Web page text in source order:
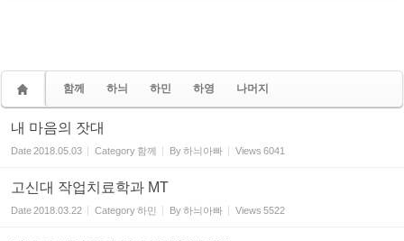
함께 하늬 하민 하영 나머지
내 마음의 잣대
Date2018.05.03 Category 함께 By하늬아빠 Views 6041
고신대 작업치료학과 MT
Date2018.03.22 Category하민 By하늬아빠 Views 5522